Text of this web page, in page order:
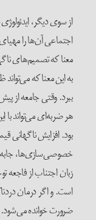
از سوی دیگر،
اجتماعی آن‌ها را
معنا که تصمیم‌های
به این معنا که
ببرد. وقتی جامعه
هر ضربه‌ای می‌تواند با
بود. افزایش ناگهانی
خصوصی‌سازی‌ها،
زبان اجتناب از
است. و اگر درمان
ضرورت خوانده می‌شود.